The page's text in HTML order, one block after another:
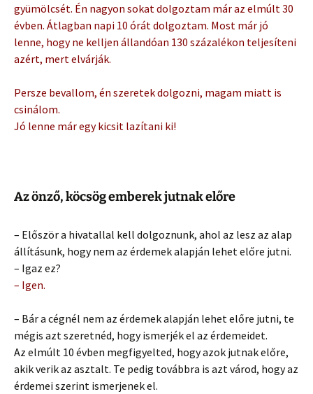
gyümölcsét. Én nagyon sokat dolgoztam már az elmúlt 30
évben. Átlagban napi 10 órát dolgoztam. Most már jó
lenne, hogy ne kelljen állandóan 130 százalékon teljesíteni
azért, mert elvárják.
Persze bevallom, én szeretek dolgozni, magam miatt is
csinálom.
Jó lenne már egy kicsit lazítani ki!
Az önző, köcsög emberek jutnak előre
– Először a hivatallal kell dolgoznunk, ahol az lesz az alap
állításunk, hogy nem az érdemek alapján lehet előre jutni.
– Igaz ez?
– Igen.
– Bár a cégnél nem az érdemek alapján lehet előre jutni, te
mégis azt szeretnéd, hogy ismerjék el az érdemeidet.
Az elmúlt 10 évben megfigyelted, hogy azok jutnak előre,
akik verik az asztalt. Te pedig továbbra is azt várod, hogy az
érdemei szerint ismerjenek el.